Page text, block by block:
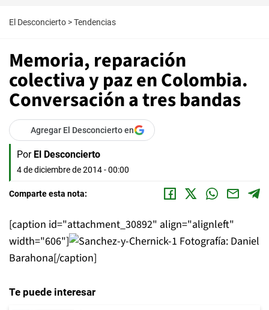
El Desconcierto >Tendencias
Memoria, reparación
colectiva y paz en Colombia.
Conversación a tres bandas
Agregar El Desconcierto en
Por El Desconcierto
4 de diciembre de 2014 - 00:00
Comparte esta nota:
[caption id="attachment_30892" align="alignleft"
width="606"]
Fotografía: Daniel
Barahona[/caption]
Te puede interesar